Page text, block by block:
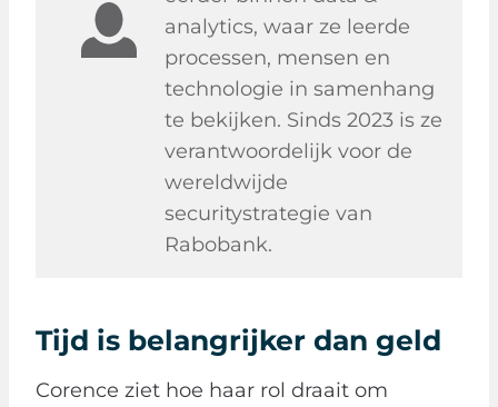
analytics, waar ze leerde
processen, mensen en
technologie in samenhang
te bekijken. Sinds 2023 is ze
verantwoordelijk voor de
wereldwijde
securitystrategie van
Rabobank.
Tijd is belangrijker dan geld
Corence ziet hoe haar rol draait om